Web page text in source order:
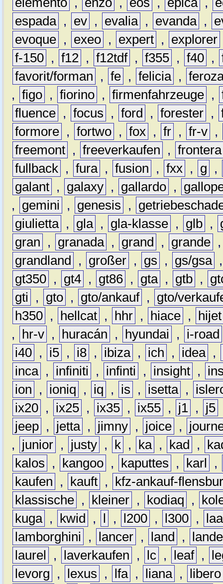
espada , ev , evalia , evanda ,
evoque , exeo , expert , explorer
f-150 , f12 , f12tdf , f355 , f40 ,
favorit/forman
, fe , felicia ,
, figo , fiorino , firmenfahrzeuge ,
fluence , focus , ford , forester ,
formore , fortwo , fox , fr , fr-v ,
freemont , freeverkaufen , frontera
fullback , fura , fusion , fxx , g
,
galant , galaxy , gallardo ,
,
gemini , genesis ,
giulietta , gla , gla-klasse , glb ,
gran
, granada , grand , grande
grandland
, großer , gs , gs/gsa
gt350 , gt4 , gt86 , gta , gtb ,
gti
, gto , gto/ankauf ,
gto/
h350 , hellcat , hhr , hiace ,
hijet
,
hr-v , huracán , hyundai ,
i-road
i40 , i5 , i8 , ibiza , ich , idea ,
inca , infiniti , infinti , insight ,
ion
, ioniq , iq , is , isetta ,
ix20 , ix25 , ix35 , ix55 , j1 , j5
jeep , jetta , jimny , joice ,
,
junior , justy , k , ka , kad ,
kalos
, kangoo , kaputtes , karl
,
kaufen
, kauft ,
kfz-ankauf-
klassische , kleiner , kodiaq ,
kuga , kwid , l , l200 , l300 ,
lamborghini
, lancer , land ,
laurel
, laverkaufen , lc , leaf ,
levorg
, lexus , lfa , liana ,
libero